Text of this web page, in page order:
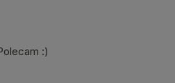
:)